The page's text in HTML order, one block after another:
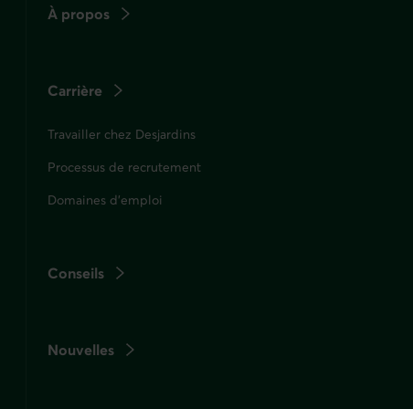
À propos
Carrière
Travailler chez Desjardins
Processus de recrutement
Domaines d'emploi
Conseils
Nouvelles